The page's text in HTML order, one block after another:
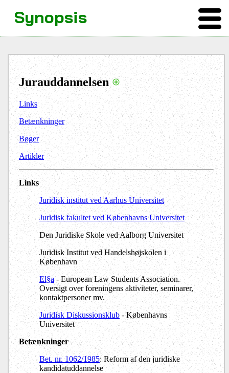
Jurauddannelsen
Links
Betænkninger
Bøger
Artikler
Links
Juridisk institut ved Aarhus Universitet
Juridisk fakultet ved Københavns Universitet
Den Juridiske Skole ved Aalborg Universitet
Juridisk Institut ved Handelshøjskolen i
København
El§a- European Law Students Association.
Oversigt over foreningens aktiviteter, seminarer,
kontaktpersoner mv.
Juridisk Diskussionsklub- Københavns
Universitet
Betænkninger
Bet. nr. 1062/1985: Reform af den juridiske
kandidatuddannelse
Synopsis